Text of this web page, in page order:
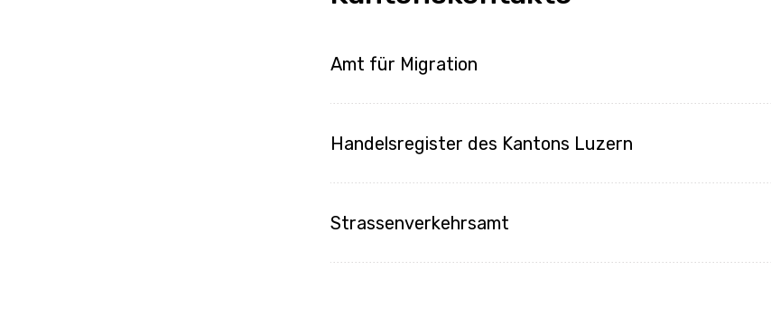
Amt für Migration
Handelsregister des Kantons Luzern
Strassenverkehrsamt